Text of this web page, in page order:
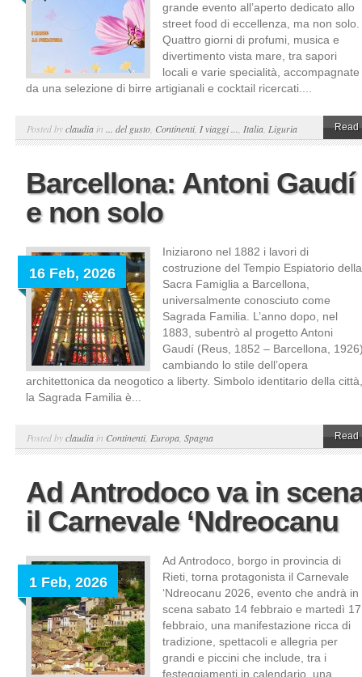
grande evento all’aperto dedicato allo
street food di eccellenza, ma non solo.
Quattro giorni di profumi, musica e
divertimento vista mare, tra sapori
locali e varie specialità, accompagnate
da una selezione di birre artigianali e cocktail ricercati....
Posted byclaudia in ... del gusto Continenti, I viaggi ... Italia Liguria Read
Barcellona: Antoni Gaudí
e non solo
16 Feb, 2026
Iniziarono nel 1882 i lavori di
costruzione del Tempio Espiatorio della
Sacra Famiglia a Barcellona,
universalmente conosciuto come
Sagrada Familia. L’anno dopo, nel
1883, subentrò al progetto Antoni
Gaudí (Reus, 1852 – Barcellona,
cambiando lo stile dell’opera
architettonica da neogotico a liberty. Simbolo identitario della città,
la Sagrada Familia è...
Posted byclaudia in Continenti, Europa Spagna Read
Ad Antrodoco va in
il Carnevale ‘Ndreocanu
1 Feb, 2026
Ad Antrodoco, borgo in provincia di
Rieti, torna protagonista il Carnevale
‘Ndreocanu 2026, evento che andrà in
scena sabato 14 febbraio e martedì 17
febbraio, una manifestazione ricca di
tradizione, spettacoli e allegria per
grandi e piccini che include, tra i
festeggiamenti in calendario, una